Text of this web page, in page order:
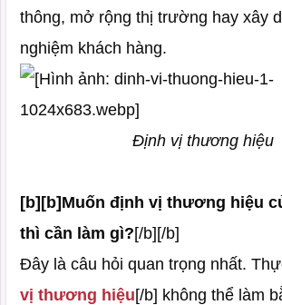
thông, mở rộng thị trường hay xây
nghiệm khách hàng.
Định vị thương hiệu
[b][b]Muốn định vị thương hiệu
thì cần làm gì?[/b][/b]
Đây là câu hỏi quan trọng nhất.
vị thương hiệu[/b] không thể làm